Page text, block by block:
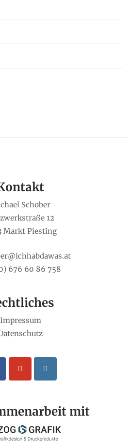
Schober
12
Markt Piesting
676 60 86 758
Impressum
mit